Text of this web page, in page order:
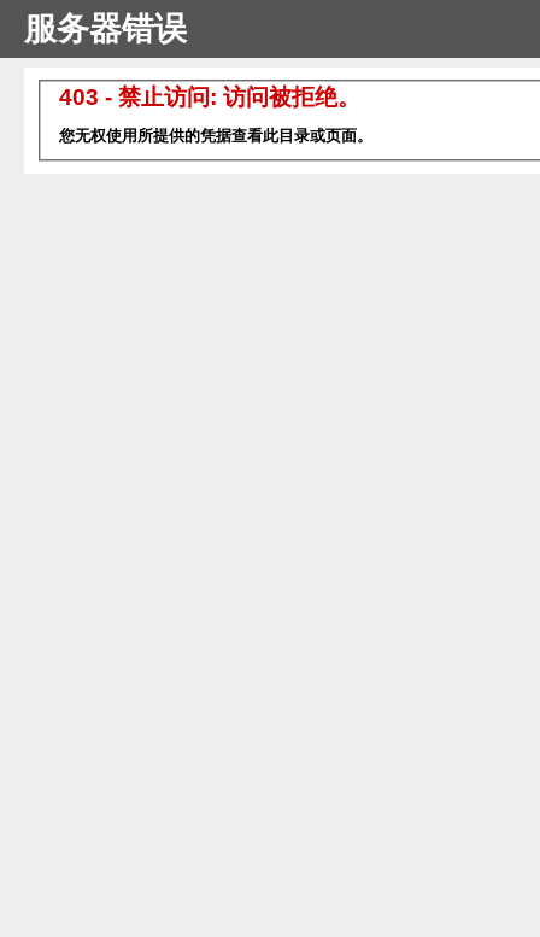
服务器错误
403 - 禁止访问: 访问被拒绝。
您无权使用所提供的凭据查看此目录或页面。